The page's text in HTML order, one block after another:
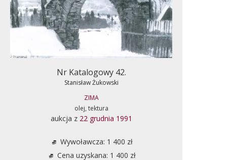
Nr Katalogowy 42.
Stanisław Żukowski
ZIMA
olej, tektura
aukcja z 22 grudnia 1991
Wywoławcza: 1 400 zł
Cena uzyskana: 1 400 zł